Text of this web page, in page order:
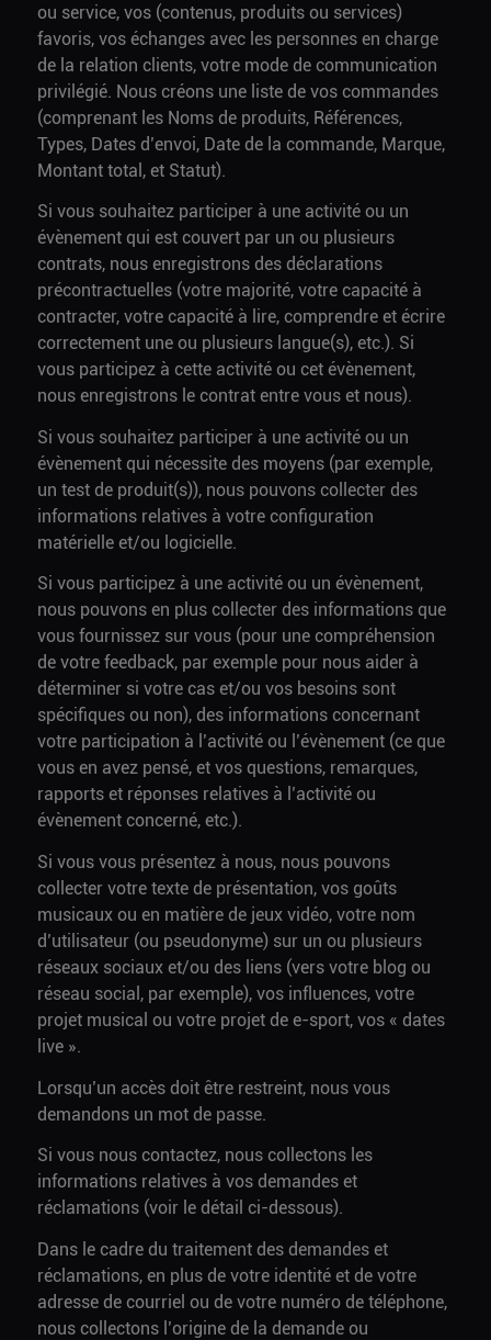
ou service, vos (contenus, produits ou services)
favoris, vos échanges avec les personnes en charge
de la relation clients, votre mode de communication
privilégié. Nous créons une liste de vos commandes
(comprenant les Noms de produits, Références,
Types, Dates d’envoi, Date de la commande, Marque,
Montant total, et Statut).
Si vous souhaitez participer à une activité ou un
évènement qui est couvert par un ou plusieurs
contrats, nous enregistrons des déclarations
précontractuelles (votre majorité, votre capacité à
contracter, votre capacité à lire, comprendre et écrire
correctement une ou plusieurs langue(s), etc.). Si
vous participez à cette activité ou cet évènement,
nous enregistrons le contrat entre vous et nous).
Si vous souhaitez participer à une activité ou un
évènement qui nécessite des moyens (par exemple,
un test de produit(s)), nous pouvons collecter des
informations relatives à votre configuration
matérielle et/ou logicielle.
Si vous participez à une activité ou un évènement,
nous pouvons en plus collecter des informations que
vous fournissez sur vous (pour une compréhension
de votre feedback, par exemple pour nous aider à
déterminer si votre cas et/ou vos besoins sont
spécifiques ou non), des informations concernant
votre participation à l’activité ou l’évènement (ce que
vous en avez pensé, et vos questions, remarques,
rapports et réponses relatives à l’activité ou
évènement concerné, etc.).
Si vous vous présentez à nous, nous pouvons
collecter votre texte de présentation, vos goûts
musicaux ou en matière de jeux vidéo, votre nom
d’utilisateur (ou pseudonyme) sur un ou plusieurs
réseaux sociaux et/ou des liens (vers votre blog ou
réseau social, par exemple), vos influences, votre
projet musical ou votre projet de e-sport, vos « dates
live ».
Lorsqu’un accès doit être restreint, nous vous
demandons un mot de passe.
Si vous nous contactez, nous collectons les
informations relatives à vos demandes et
réclamations (voir le détail ci-dessous).
Dans le cadre du traitement des demandes et
réclamations, en plus de votre identité et de votre
adresse de courriel ou de votre numéro de téléphone,
nous collectons l’origine de la demande ou